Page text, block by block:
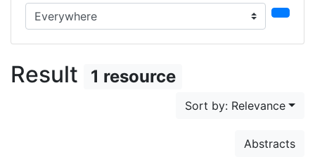
Search in...
Result 1 resource
Sort by: Relevance
Abstracts